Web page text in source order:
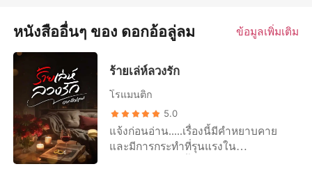
หนังสืออื่นๆ ของ ดอกอ้อลู่ลม ข้อมูลเพิ่มเติม
ร้ายเล่ห์ลวงรัก
โรแมนติก
5.0
แจ้งก่อนอ่าน.....เรื่องนี้มีคำหยาบคาย
และมีการกระทำที่รุนแรงใน